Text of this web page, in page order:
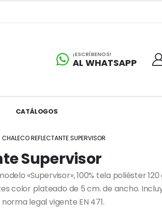
¡ESCRÍBENOS!
AL WHATSAPP
CATÁLOGOS
CHALECO REFLECTANTE SUPERVISOR
Supervisor
«Supervisor», 100% tela poliéster
color plateado de 5 cm. de ancho.
legal vigente EN 471.